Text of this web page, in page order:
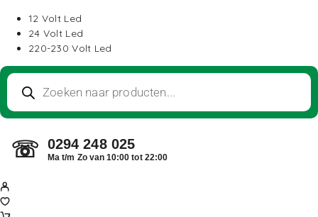
12 Volt Led
24 Volt Led
220-230 Volt Led
☏ 0294 248 025
Ma t/m Zo van 10:00 tot 22:00